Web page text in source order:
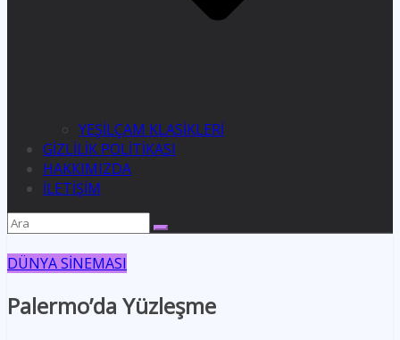
YEŞİLÇAM KLASİKLERİ
GİZLİLİK POLİTİKASI
HAKKIMIZDA
İLETİŞİM
DÜNYA SİNEMASI
Palermo’da Yüzleşme